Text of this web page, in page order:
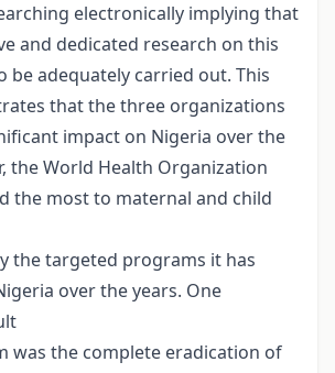
electronically implying that
and dedicated research on this
be adequately carried out. This
that the three organizations
impact on Nigeria over the
the World Health Organization
the most to maternal and child
the targeted programs it has
over the years. One
was the complete eradication of